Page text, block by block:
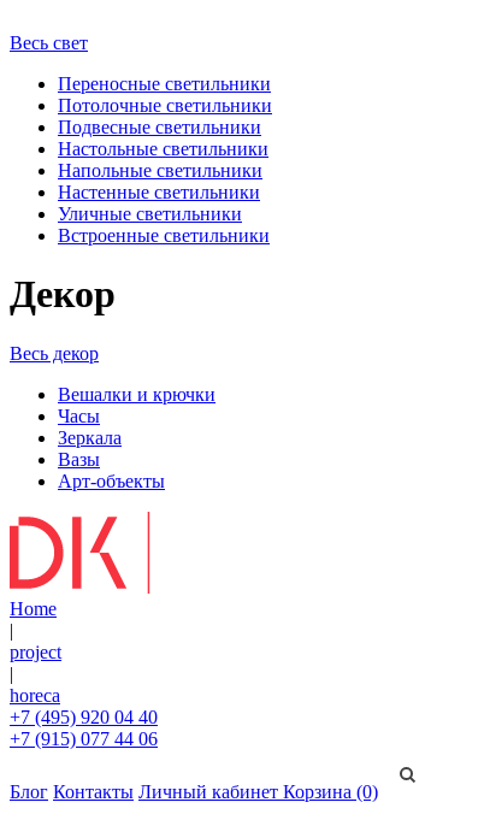
Весь свет
Переносные светильники
Потолочные светильники
Подвесные светильники
Настольные светильники
Напольные светильники
Настенные светильники
Уличные светильники
Встроенные светильники
Декор
Весь декор
Вешалки и крючки
Часы
Зеркала
Вазы
Арт-объекты
Home
|
project
|
horeca
+7 (495) 920 04 40
+7 (915) 077 44 06
Блог Контакты Личный кабинет Корзина (0)